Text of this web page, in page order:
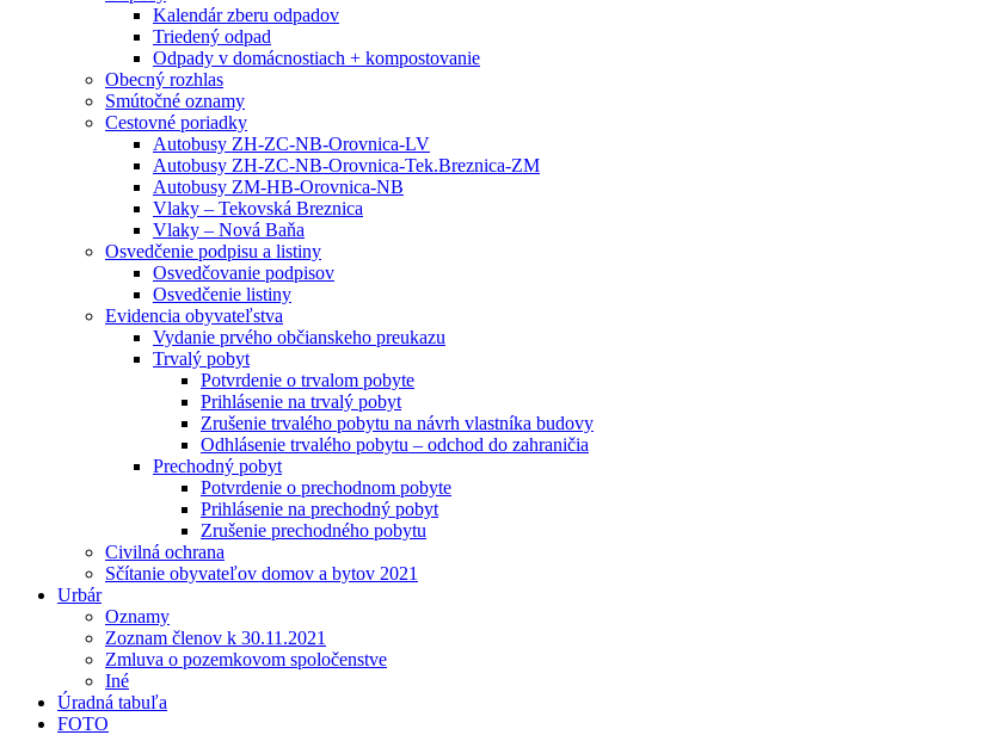
Kalendár zberu odpadov
Triedený odpad
Odpady v domácnostiach + kompostovanie
Obecný rozhlas
Smútočné oznamy
Cestovné poriadky
Autobusy ZH-ZC-NB-Orovnica-LV
Autobusy ZH-ZC-NB-Orovnica-Tek.Breznica-ZM
Autobusy ZM-HB-Orovnica-NB
Vlaky – Tekovská Breznica
Vlaky – Nová Baňa
Osvedčenie podpisu a listiny
Osvedčovanie podpisov
Osvedčenie listiny
Evidencia obyvateľstva
Vydanie prvého občianskeho preukazu
Trvalý pobyt
Potvrdenie o trvalom pobyte
Prihlásenie na trvalý pobyt
Zrušenie trvalého pobytu na návrh vlastníka budovy
Odhlásenie trvalého pobytu – odchod do zahraničia
Prechodný pobyt
Potvrdenie o prechodnom pobyte
Prihlásenie na prechodný pobyt
Zrušenie prechodného pobytu
Civilná ochrana
Sčítanie obyvateľov domov a bytov 2021
Urbár
Oznamy
Zoznam členov k 30.11.2021
Zmluva o pozemkovom spoločenstve
Iné
Úradná tabuľa
FOTO